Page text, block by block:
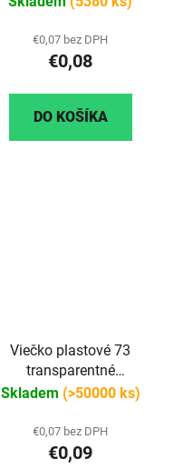
€0,07 bez DPH
€0,08
DO KOŠÍKA
Viečko plastové 73
transparentné
(priehľadné)
Skladem (>50000 ks)
€0,07 bez DPH
€0,09